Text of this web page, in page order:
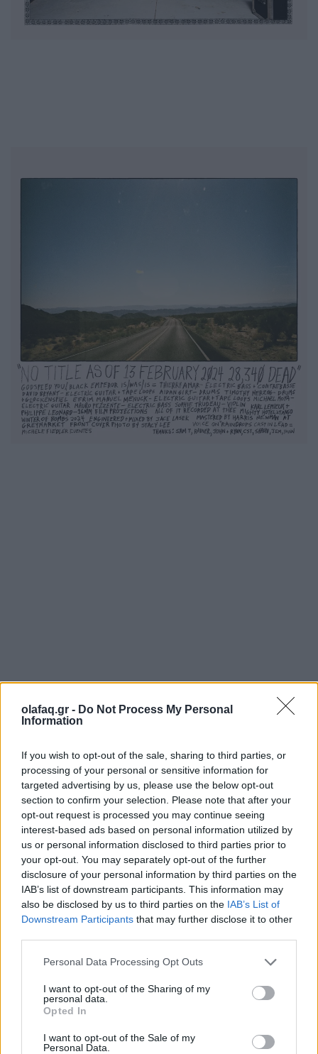
olafaq.gr - Do Not Process My Personal
Information
If you wish to opt-out of the sale, sharing to third parties, or
processing of your personal or sensitive information for
targeted advertising by us, please use the below opt-out
section to confirm your selection. Please note that after your
opt-out request is processed you may continue seeing
interest-based ads based on personal information utilized by
us or personal information disclosed to third parties prior to
your opt-out. You may separately opt-out of the further
disclosure of your personal information by third parties on the
IAB’s list of downstream participants. This information may
also be disclosed by us to third parties on the IAB’s List of
Downstream Participants that may further disclose it to other
Personal Data Processing Opt Outs
I want to opt-out of the Sharing of my
personal data.
Opted In
I want to opt-out of the Sale of my
Personal Data.